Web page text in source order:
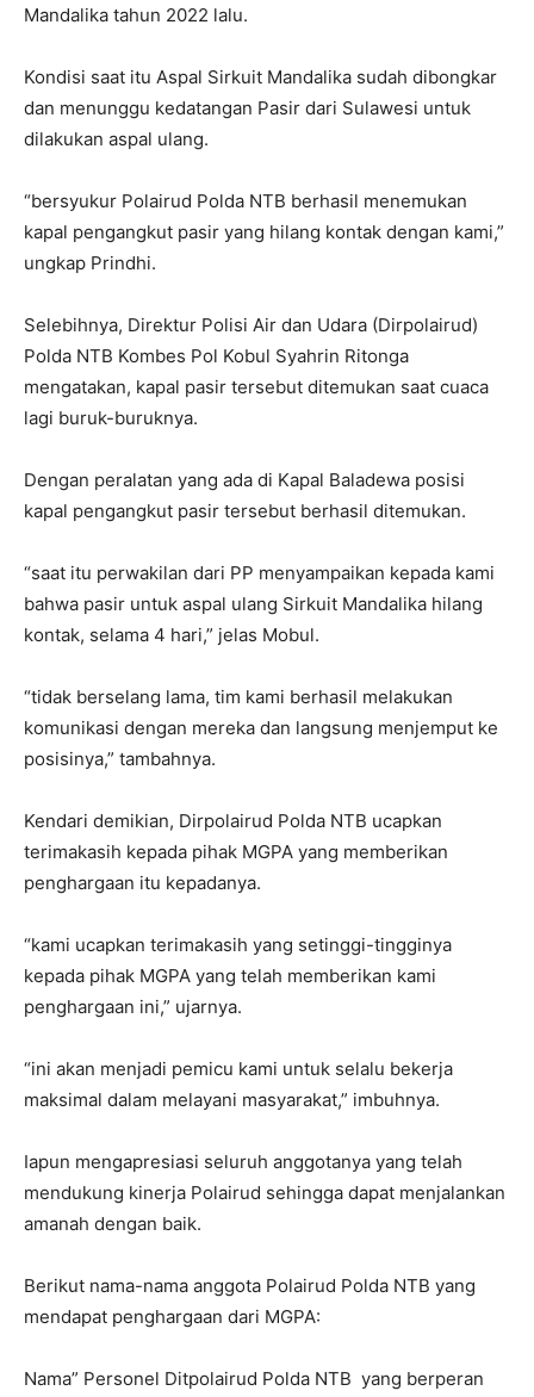
Mandalika tahun 2022 lalu.
Kondisi saat itu Aspal Sirkuit Mandalika sudah dibongkar
dan menunggu kedatangan Pasir dari Sulawesi untuk
dilakukan aspal ulang.
“bersyukur Polairud Polda NTB berhasil menemukan
kapal pengangkut pasir yang hilang kontak dengan kami,”
ungkap Prindhi.
Selebihnya, Direktur Polisi Air dan Udara (Dirpolairud)
Polda NTB Kombes Pol Kobul Syahrin Ritonga
mengatakan, kapal pasir tersebut ditemukan saat cuaca
lagi buruk-buruknya.
Dengan peralatan yang ada di Kapal Baladewa posisi
kapal pengangkut pasir tersebut berhasil ditemukan.
“saat itu perwakilan dari PP menyampaikan kepada kami
bahwa pasir untuk aspal ulang Sirkuit Mandalika hilang
kontak, selama 4 hari,” jelas Mobul.
“tidak berselang lama, tim kami berhasil melakukan
komunikasi dengan mereka dan langsung menjemput ke
posisinya,” tambahnya.
Kendari demikian, Dirpolairud Polda NTB ucapkan
terimakasih kepada pihak MGPA yang memberikan
penghargaan itu kepadanya.
“kami ucapkan terimakasih yang setinggi-tingginya
kepada pihak MGPA yang telah memberikan kami
penghargaan ini,” ujarnya.
“ini akan menjadi pemicu kami untuk selalu bekerja
maksimal dalam melayani masyarakat,” imbuhnya.
Iapun mengapresiasi seluruh anggotanya yang telah
mendukung kinerja Polairud sehingga dapat menjalankan
amanah dengan baik.
Berikut nama-nama anggota Polairud Polda NTB yang
mendapat penghargaan dari MGPA:
Nama” Personel Ditpolairud Polda NTB yang berperan